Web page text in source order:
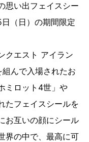
思い出フェイスシー
（日）の期間限定
クエスト アイラン
んで入場されたお
ミロット4世」や
たフェイスシールを
お互いの顔にシール
界の中で、最高に可